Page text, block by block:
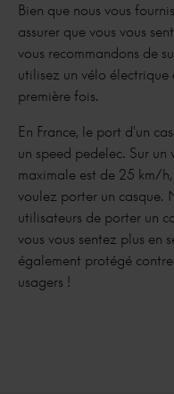
Bien que nous vous
assurer que vous vous
vous recommandons de
utilisez un vélo
première fois.
En France, le port d'un
un speed pedelec. Sur
maximale est de 25 km/
voulez porter un casque.
utilisateurs de porter un
vous vous sentez plus en
également protégé
usagers !